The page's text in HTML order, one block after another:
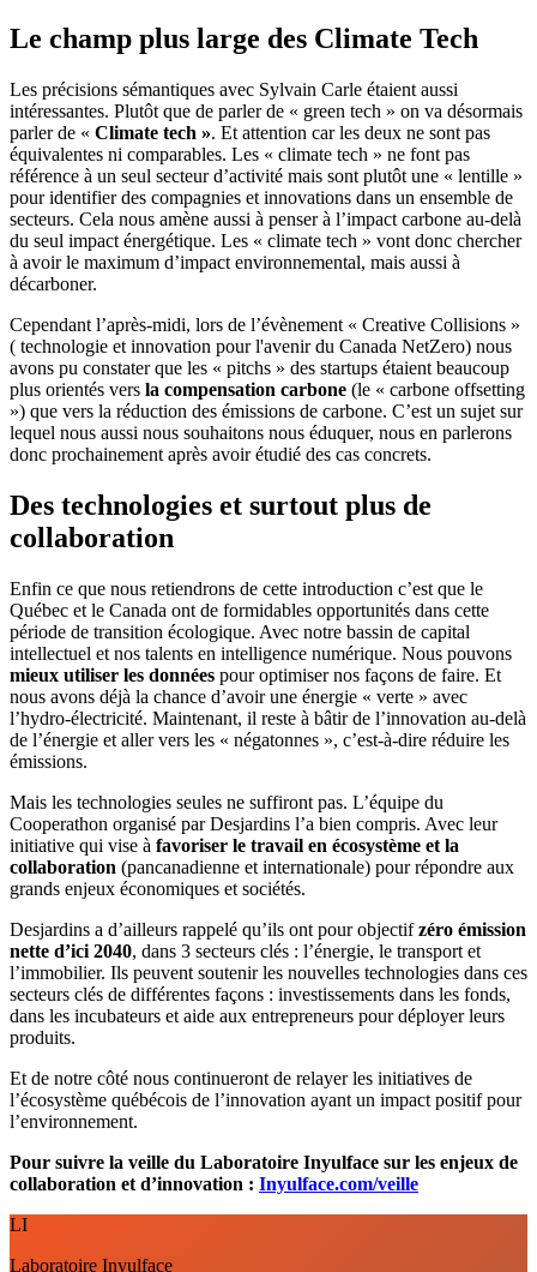
Le champ plus large des Climate Tech
Les précisions sémantiques avec Sylvain Carle étaient aussi
intéressantes. Plutôt que de parler de « green tech » on va désormais
parler de « Climate tech ». Et attention car les deux ne sont pas
équivalentes ni comparables. Les « climate tech » ne font pas
référence à un seul secteur d’activité mais sont plutôt une « lentille »
pour identifier des compagnies et innovations dans un ensemble de
secteurs. Cela nous amène aussi à penser à l’impact carbone au-delà
du seul impact énergétique. Les « climate tech » vont donc chercher
à avoir le maximum d’impact environnemental, mais aussi à
décarboner.
Cependant l’après-midi, lors de l’évènement « Creative Collisions »
( technologie et innovation pour l'avenir du Canada NetZero) nous
avons pu constater que les « pitchs » des startups étaient beaucoup
plus orientés vers la compensation carbone (le « carbone offsetting
») que vers la réduction des émissions de carbone. C’est un sujet sur
lequel nous aussi nous souhaitons nous éduquer, nous en parlerons
donc prochainement après avoir étudié des cas concrets.
Des technologies et surtout plus de
collaboration
Enfin ce que nous retiendrons de cette introduction c’est que le
Québec et le Canada ont de formidables opportunités dans cette
période de transition écologique. Avec notre bassin de capital
intellectuel et nos talents en intelligence numérique. Nous pouvons
mieux utiliser les données pour optimiser nos façons de faire. Et
nous avons déjà la chance d’avoir une énergie « verte » avec
l’hydro-électricité. Maintenant, il reste à bâtir de l’innovation au-delà
de l’énergie et aller vers les « négatonnes », c’est-à-dire réduire les
émissions.
Mais les technologies seules ne suffiront pas. L’équipe du
Cooperathon organisé par Desjardins l’a bien compris. Avec leur
initiative qui vise à favoriser le travail en écosystème et la
collaboration (pancanadienne et internationale) pour répondre aux
grands enjeux économiques et sociétés.
Desjardins a d’ailleurs rappelé qu’ils ont pour objectifzéro émission
nette d’ici 2040, dans 3 secteurs clés : l’énergie, le transport et
l’immobilier. Ils peuvent soutenir les nouvelles technologies dans ces
secteurs clés de différentes façons : investissements dans les fonds,
dans les incubateurs et aide aux entrepreneurs pour déployer leurs
produits.
Et de notre côté nous continueront de relayer les initiatives de
l’écosystème québécois de l’innovation ayant un impact positif pour
l’environnement.
Pour suivre la veille du Laboratoire Inyulface sur les enjeux de
collaboration et d’innovation : Inyulface.com/veille
LI
Laboratoire Inyulface